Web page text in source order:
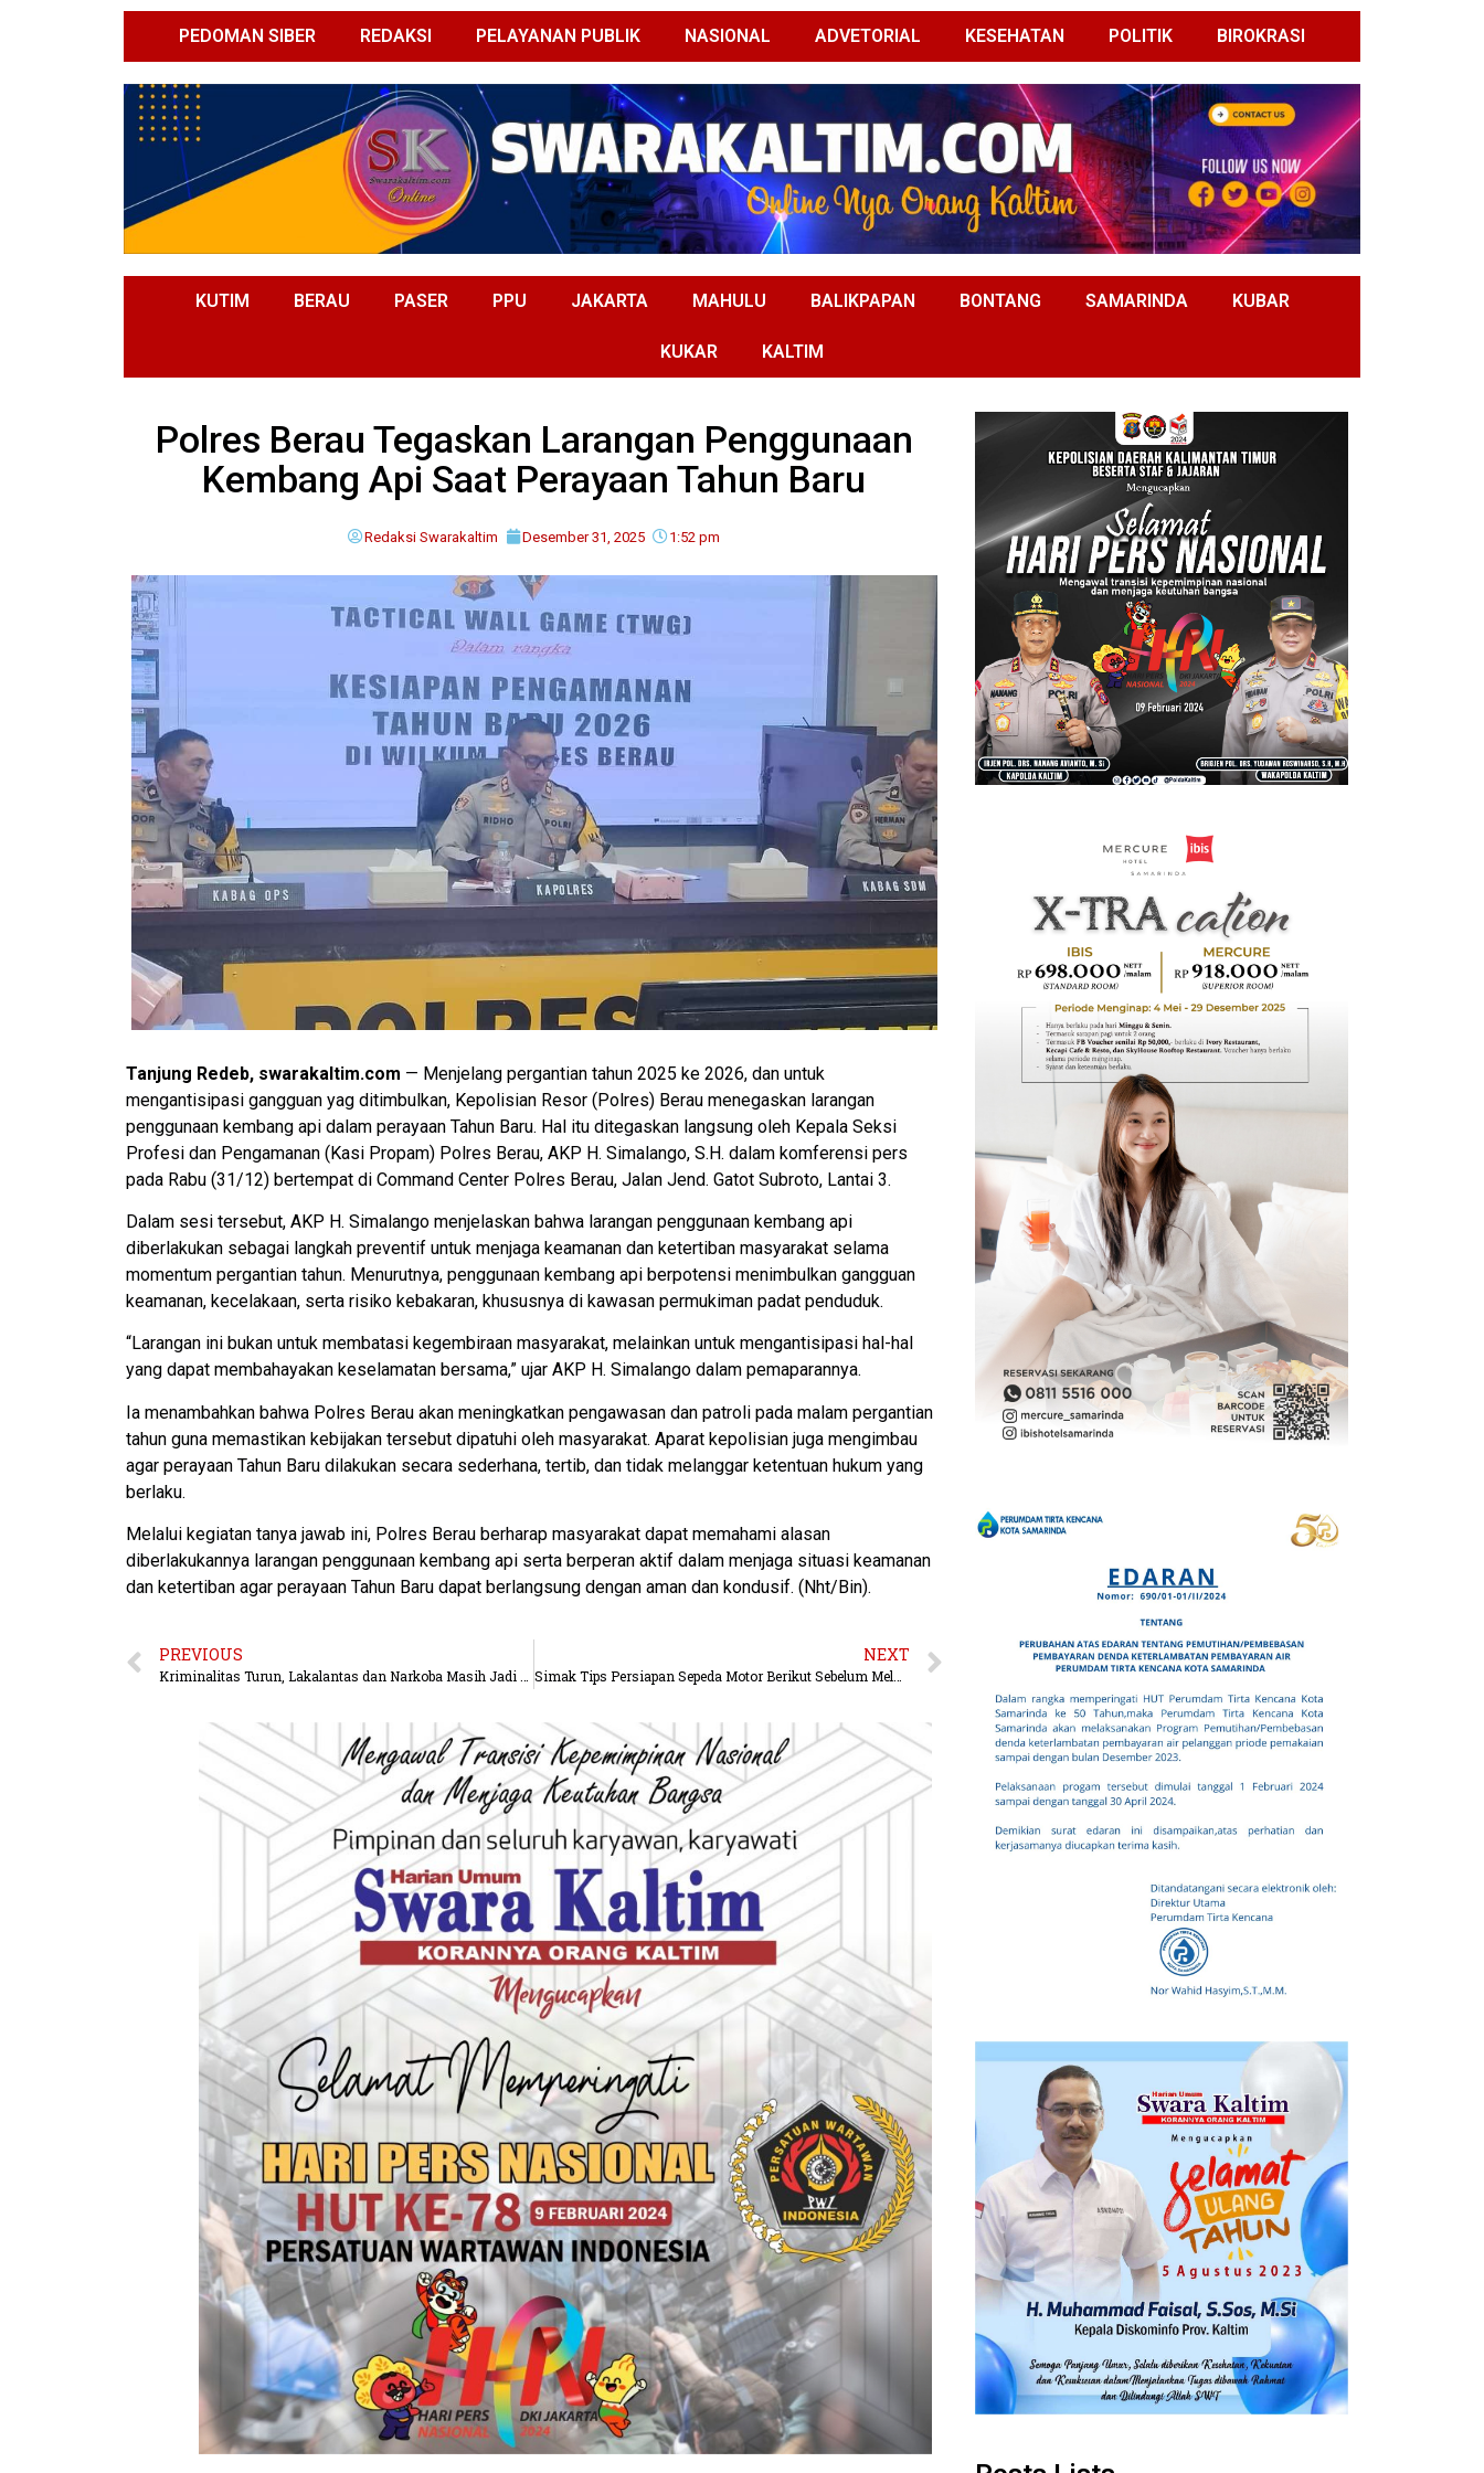
PEDOMAN SIBER REDAKSI PELAYANAN PUBLIK NASIONAL ADVETORIAL KESEHATAN POLITIK BIROKRASI
KUTIM BERAU PASER PPU JAKARTA MAHULU BALIKPAPAN BONTANG SAMARINDA KUBAR
KUKAR KALTIM
Polres Berau Tegaskan Larangan Penggunaan
Kembang Api Saat Perayaan Tahun Baru
Redaksi Swarakaltim Desember 31, 2025 1:52 pm
Tanjung Redeb, swarakaltim.com — Menjelang pergantian tahun 2025 ke 2026, dan untuk
mengantisipasi gangguan yag ditimbulkan, Kepolisian Resor (Polres) Berau menegaskan larangan
penggunaan kembang api dalam perayaan Tahun Baru. Hal itu ditegaskan langsung oleh Kepala Seksi
Profesi dan Pengamanan (Kasi Propam) Polres Berau, AKP H. Simalango, S.H. dalam komferensi pers
pada Rabu (31/12) bertempat di Command Center Polres Berau, Jalan Jend. Gatot Subroto, Lantai 3.
Dalam sesi tersebut, AKP H. Simalango menjelaskan bahwa larangan penggunaan kembang api
diberlakukan sebagai langkah preventif untuk menjaga keamanan dan ketertiban masyarakat selama
momentum pergantian tahun. Menurutnya, penggunaan kembang api berpotensi menimbulkan gangguan
keamanan, kecelakaan, serta risiko kebakaran, khususnya di kawasan permukiman padat penduduk.
“Larangan ini bukan untuk membatasi kegembiraan masyarakat, melainkan untuk mengantisipasi hal-hal
yang dapat membahayakan keselamatan bersama,” ujar AKP H. Simalango dalam pemaparannya.
Ia menambahkan bahwa Polres Berau akan meningkatkan pengawasan dan patroli pada malam pergantian
tahun guna memastikan kebijakan tersebut dipatuhi oleh masyarakat. Aparat kepolisian juga mengimbau
agar perayaan Tahun Baru dilakukan secara sederhana, tertib, dan tidak melanggar ketentuan hukum yang
berlaku.
Melalui kegiatan tanya jawab ini, Polres Berau berharap masyarakat dapat memahami alasan
diberlakukannya larangan penggunaan kembang api serta berperan aktif dalam menjaga situasi keamanan
dan ketertiban agar perayaan Tahun Baru dapat berlangsung dengan aman dan kondusif. (Nht/Bin).
PREVIOUS NEXT